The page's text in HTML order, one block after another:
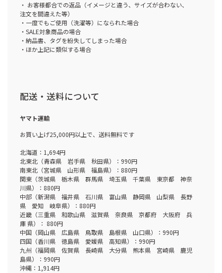
・ お客様都合での返品（イメージと違う、サイズが合わない、
注文を間違えた等）
・一度でもご使用（洗濯等）になられた場合
・SALE対象商品の場合
・納品書、タグを紛失してしまった場合
・ほか上記に類似する場合
配送・送料について
ヤマト運輸
お買い上げ25,000円以上で、送料無料です
北海道：1,694円
北東北（青森県 岩手県 秋田県）：990円
南東北（宮城県 山形県 福島県）：880円
関東（茨城県 栃木県 群馬県 埼玉県 千葉県 東京都 神奈
川県）：880円
中部（新潟県 福井県 石川県 富山県 静岡県 山梨県 長野
県 愛知 岐阜県）：880円
近畿（三重県 和歌山県 滋賀県 奈良県 京都府 大阪府 兵
庫 県）： 880円
中国（岡山県 広島県 鳥取県 島根県 山口県）：990円
四国（香川県 徳島県 愛媛県 高知県）：990円
九州（福岡県 佐賀県 長崎県 大分県 熊本県 宮崎県 鹿児
島県）：990円
沖縄：1,914円